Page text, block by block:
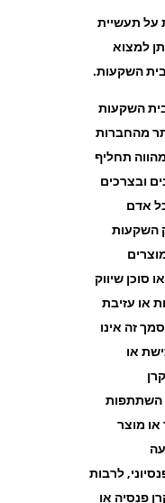
על תעשיית
למצוא
השקעות.
השקעות
מהחברות
תחליף
ובצרכים
אדם
השקעות
סוכן שיווק
או עזיבת
זה אינו
או
השתתפות
או מוצר
לרבות
פנסיה או